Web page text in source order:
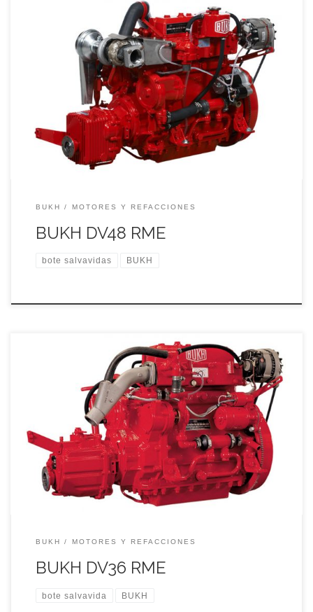
BOTE SALVAVIDAS BUKH CON MOTOR DIESEL 48 caballos
de potencia eficaces y disciplinadas garantizan una
navegación segura y sin problemas.
BUKH MOTORES Y REFACCIONES
BUKH DV48 RME
bote salvavidas BUKH
BOTE SALVAVIDAS BUKH CON MOTOR DIESEL 36 caballos
de potencia eficaces y disciplinadas garantizan una
navegación segura y sin problemas.
BUKH MOTORES Y REFACCIONES
BUKH DV36 RME
bote salvavida BUKH